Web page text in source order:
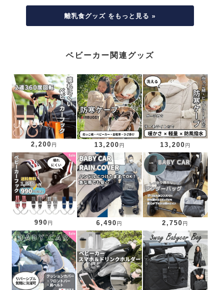
離乳食グッズ をもっと見る »
ベビーカー関連グッズ
2,200 円 13,200 円 13,200 円
990 円 6,490 円 2,750 円